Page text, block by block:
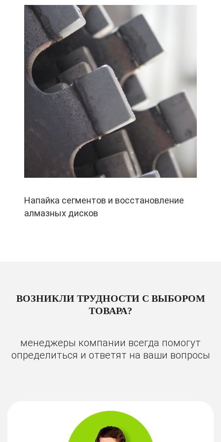
Напайка сегментов и восстановление
алмазных дисков
ВОЗНИКЛИ ТРУДНОСТИ С ВЫБОРОМ
ТОВАРА?
менеджеры компании всегда помогут
определиться и ответят на ваши вопросы